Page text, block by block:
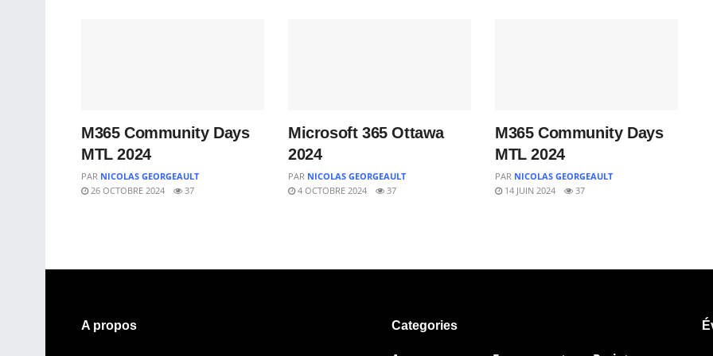
M365 Community Days
MTL 2024
PAR NICOLAS GEORGEAULT
26 OCTOBRE 2024
37
Microsoft 365 Ottawa
2024
PAR NICOLAS GEORGEAULT
4 OCTOBRE 2024
37
M365 Community Days
MTL 2024
PAR NICOLAS GEORGEAULT
14 JUIN 2024
37
A propos Categories